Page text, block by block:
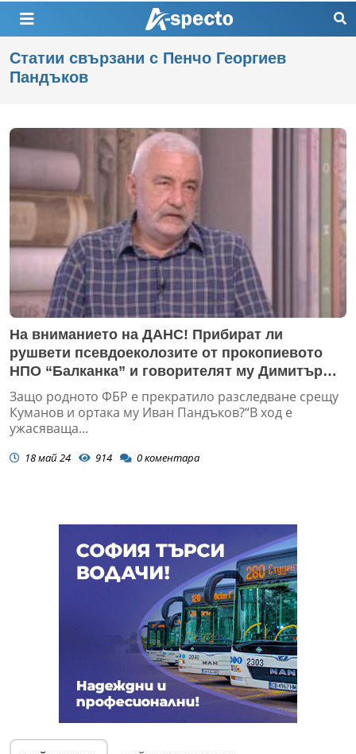
Статии свързани с Пенчо Георгиев
Пандъков
На вниманието на ДАНС! Прибират ли
рушвети псевдоеколозите от прокопиевото
НПО “Балканка” и говорителят му Димитър
Куманов, за да саботират енергийната
сигурност на България?
Защо родното ФБР е прекратило разследване срещу
Куманов и ортака му Иван Пандъков?“В ход е
ужасяваща...
18 май 24 914 0коментара